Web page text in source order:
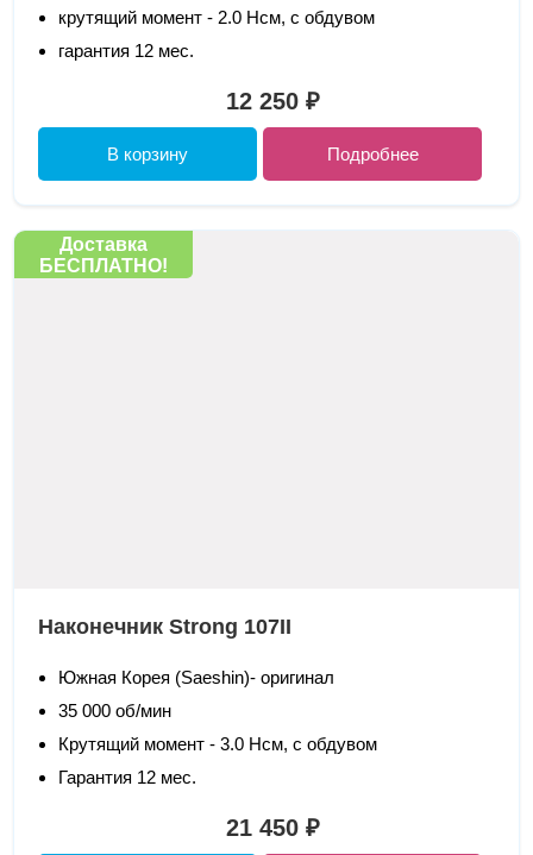
крутящий момент - 2.0 Нсм, с обдувом
гарантия 12 мес.
12 250 ₽
В корзину Подробнее
Доставка
БЕСПЛАТНО!
Наконечник Strong 107II
Южная Корея (Saeshin)- оригинал
35 000 об/мин
Крутящий момент - 3.0 Нсм, с обдувом
Гарантия 12 мес.
21 450 ₽